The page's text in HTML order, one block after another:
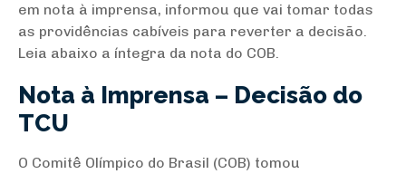
em nota à imprensa, informou que vai tomar todas
as providências cabíveis para reverter a decisão.
Leia abaixo a íntegra da nota do COB.
Nota à Imprensa – Decisão do
TCU
O Comitê Olímpico do Brasil (COB) tomou